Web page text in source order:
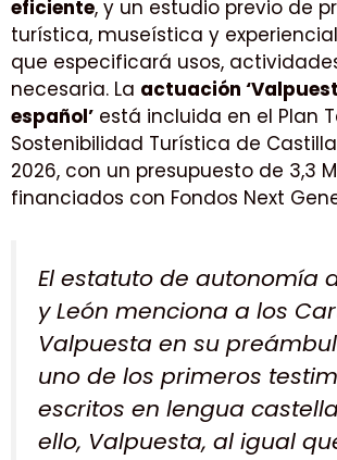
eficiente, y un estudio previo de
turística, museística y
que especificará usos,
necesaria. La actuación
español’ está incluida en el Plan
Sostenibilidad Turística de
2026, con un presupuesto de 3,3
financiados con Fondos Next
El estatuto de autonomía
y León menciona a los
Valpuesta en su
uno de los primeros
escritos en lengua
ello, Valpuesta, al igual